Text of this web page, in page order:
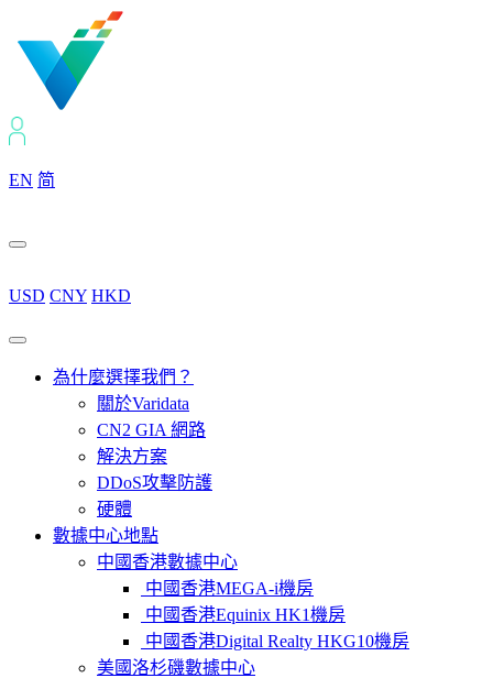
EN 简
USD CNY HKD
為什麼選擇我們？
關於Varidata
CN2 GIA 網路
解決方案
DDoS攻擊防護
硬體
數據中心地點
中國香港數據中心
中國香港MEGA-i機房
中國香港Equinix HK1機房
中國香港Digital Realty HKG10機房
美國洛杉磯數據中心